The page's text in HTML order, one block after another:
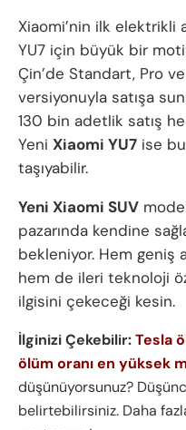
Xiaomi’nin ilk elektrikli
YU7 için büyük bir
Çin’de Standart, Pro
versiyonuyla satışa
130 bin adetlik satış
Yeni Xiaomi YU7 ise
taşıyabilir.
Yeni Xiaomi SUV
pazarında kendine
bekleniyor. Hem geniş
hem de ileri teknoloji
ilgisini çekeceği kesin.
İlginizi Çekebilir:Tesla
ölüm oranı en yüksek
düşünüyorsunuz?
belirtebilirsiniz. Daha